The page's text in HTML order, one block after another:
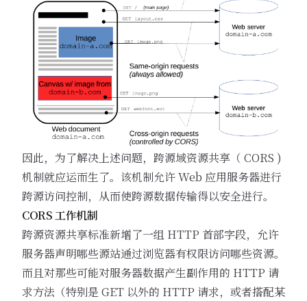
因此，为了解决上述问题，跨源域资源共享（ CORS )
机制就应运而生了。该机制允许 Web 应用服务器进行
跨源访问控制，从而使跨源数据传输得以安全进行。
CORS 工作机制
跨源资源共享标准新增了一组 HTTP 首部字段，允许
服务器声明哪些源站通过浏览器有权限访问哪些资源。
而且对那些可能对服务器数据产生副作用的 HTTP 请
求方法（特别是 GET 以外的 HTTP 请求，或者搭配某